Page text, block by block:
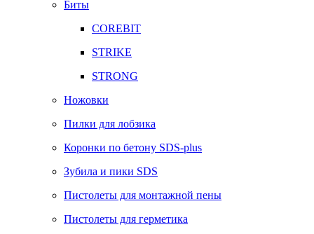
Биты
COREBIT
STRIKE
STRONG
Ножовки
Пилки для лобзика
Коронки по бетону SDS-plus
Зубила и пики SDS
Пистолеты для монтажной пены
Пистолеты для герметика